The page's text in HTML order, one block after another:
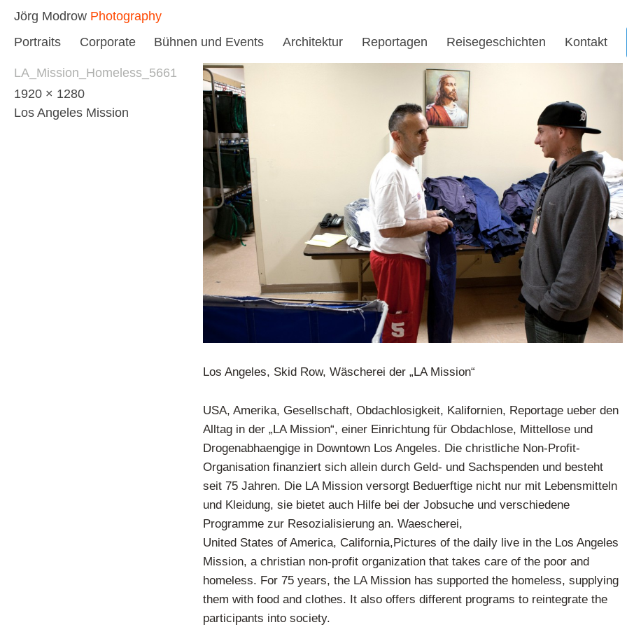
Jörg Modrow Photography
Portraits Corporate Bühnen und Events Architektur Reportagen Reisegeschichten Kontakt
LA_Mission_Homeless_5661
1920 × 1280
Los Angeles Mission
Los Angeles, Skid Row, Wäscherei der „LA Mission“
USA, Amerika, Gesellschaft, Obdachlosigkeit, Kalifornien, Reportage ueber den
Alltag in der „LA Mission“, einer Einrichtung für Obdachlose, Mittellose und
Drogenabhaengige in Downtown Los Angeles. Die christliche Non-Profit-
Organisation finanziert sich allein durch Geld- und Sachspenden und besteht
seit 75 Jahren. Die LA Mission versorgt Beduerftige nicht nur mit Lebensmitteln
und Kleidung, sie bietet auch Hilfe bei der Jobsuche und verschiedene
Programme zur Resozialisierung an. Waescherei,
United States of America, California,Pictures of the daily live in the Los Angeles
Mission, a christian non-profit organization that takes care of the poor and
homeless. For 75 years, the LA Mission has supported the homeless, supplying
them with food and clothes. It also offers different programs to reintegrate the
participants into society.